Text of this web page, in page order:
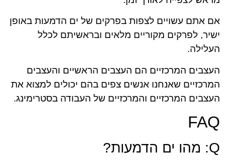
אם אתם עשויים לצפות בפרקים של ים הדמעות באופן
ישיר, לפרקים מקוריים מלאים ובראשיתם לכלל
העלילה.
העצבים המרכזיים הם העצבים הראשיים והעצבים
המרכזיים שאנחנו אנשים צפים בהם יכולים למצוא את
העצבים המרכזיים והמרכזיים של העבודה בסטרימינג.
FAQ
Q: מהו ים הדמעות?